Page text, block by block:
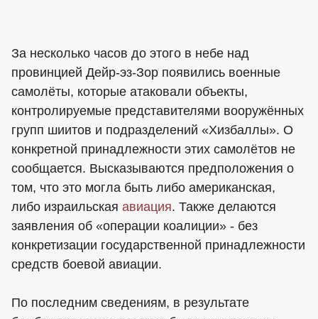
За несколько часов до этого в небе над
провинцией Дейр-эз-Зор появились военные
самолёты, которые атаковали объекты,
контролируемые представителями вооружённых
групп шиитов и подразделений «Хизбаллы». О
конкретной принадлежности этих самолётов не
сообщается. Высказываются предположения о
том, что это могла быть либо американская,
либо израильская авиация. Также делаются
заявления об «операции коалиции» - без
конкретизации государственной принадлежности
средств боевой авиации.
По последним сведениям, в результате